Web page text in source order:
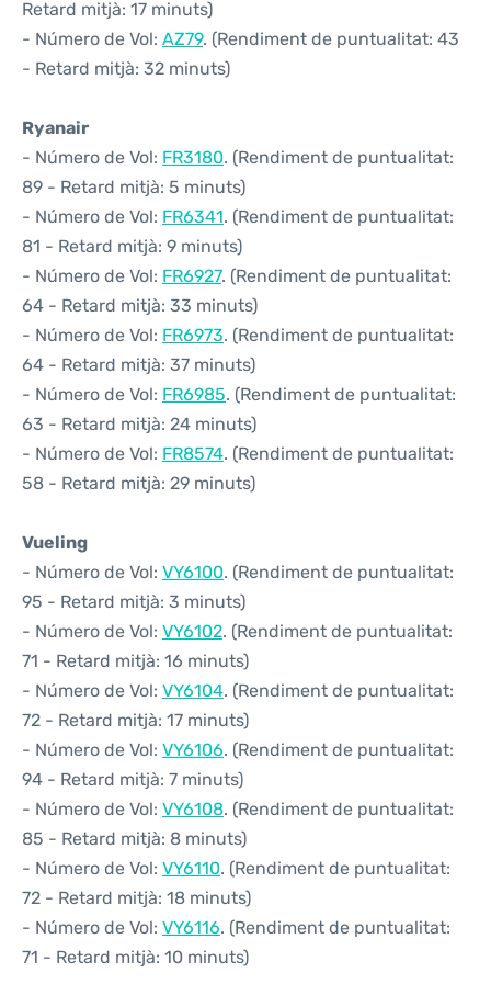
Retard mitjà: 17 minuts)
- Número de Vol: AZ79. (Rendiment de puntualitat: 43
- Retard mitjà: 32 minuts)
Ryanair
- Número de Vol: FR3180. (Rendiment de puntualitat:
89 - Retard mitjà: 5 minuts)
- Número de Vol: FR6341. (Rendiment de puntualitat:
81 - Retard mitjà: 9 minuts)
- Número de Vol: FR6927. (Rendiment de puntualitat:
64 - Retard mitjà: 33 minuts)
- Número de Vol: FR6973. (Rendiment de puntualitat:
64 - Retard mitjà: 37 minuts)
- Número de Vol: FR6985. (Rendiment de puntualitat:
63 - Retard mitjà: 24 minuts)
- Número de Vol: FR8574. (Rendiment de puntualitat:
58 - Retard mitjà: 29 minuts)
Vueling
- Número de Vol: VY6100. (Rendiment de puntualitat:
95 - Retard mitjà: 3 minuts)
- Número de Vol: VY6102. (Rendiment de puntualitat:
71 - Retard mitjà: 16 minuts)
- Número de Vol: VY6104. (Rendiment de puntualitat:
72 - Retard mitjà: 17 minuts)
- Número de Vol: VY6106. (Rendiment de puntualitat:
94 - Retard mitjà: 7 minuts)
- Número de Vol: VY6108. (Rendiment de puntualitat:
85 - Retard mitjà: 8 minuts)
- Número de Vol: VY6110. (Rendiment de puntualitat:
72 - Retard mitjà: 18 minuts)
- Número de Vol: VY6116. (Rendiment de puntualitat:
71 - Retard mitjà: 10 minuts)